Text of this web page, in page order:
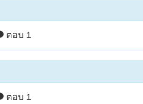
ตอบ 1
ตอบ 1